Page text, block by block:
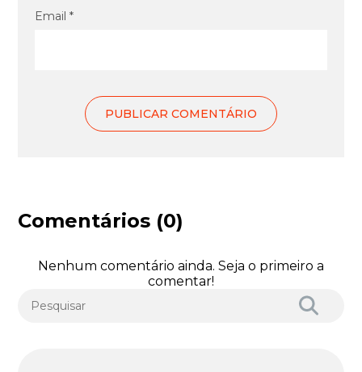
Email *
Comentários (0)
Nenhum comentário ainda. Seja o primeiro a
comentar!